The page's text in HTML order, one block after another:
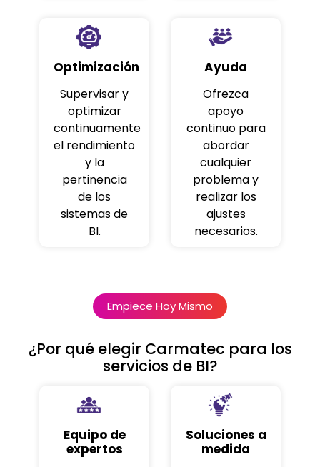
Optimización
Supervisar y
optimizar
continuamente
el rendimiento
y la
pertinencia
de los
sistemas de
BI.
Ayuda
Ofrezca
apoyo
continuo para
abordar
cualquier
problema y
realizar los
ajustes
necesarios.
Empiece Hoy Mismo
¿Por qué elegir Carmatec para los
servicios de BI?
Equipo de
expertos
Soluciones a
medida